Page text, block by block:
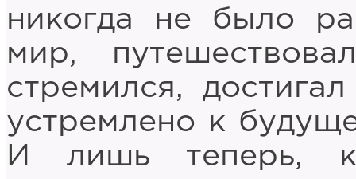
никогда не было
мир,
стремился,
устремлено к
И лишь теперь,